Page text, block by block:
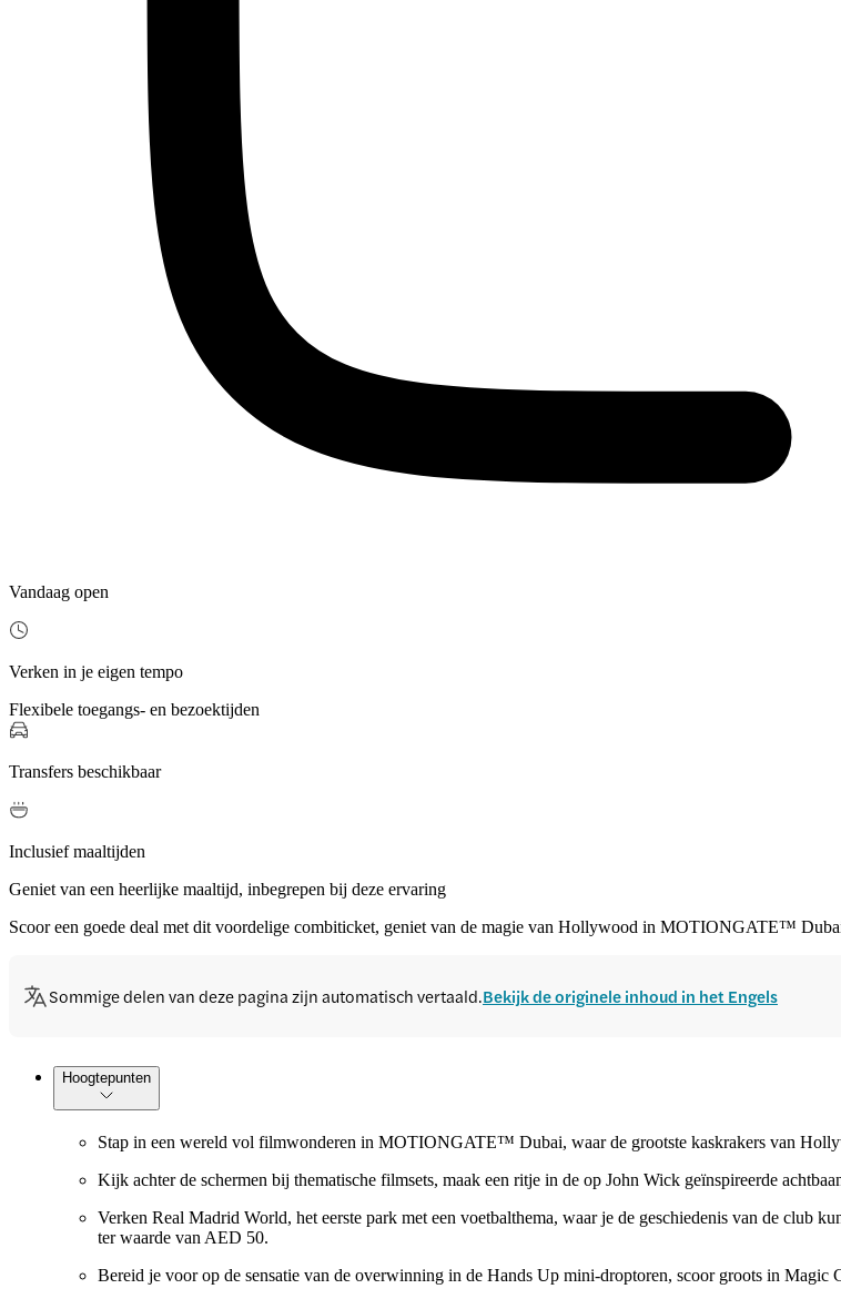
Vandaag open
Verken in je eigen tempo
Flexibele toegangs- en bezoektijden
Transfers beschikbaar
Inclusief maaltijden
Geniet van een heerlijke maaltijd, inbegrepen bij deze ervaring
Scoor een goede deal met dit voordelige combiticket, geniet van de magie van Hollywood in MOTIONGATE™
Sommige delen van deze pagina zijn automatisch vertaald.Bekijk de originele inhoud in het Engels
Hoogtepunten
Stap in een wereld vol filmwonderen in MOTIONGATE™ Dubai, waar de grootste kaskrakers van
Kijk achter de schermen bij thematische filmsets, maak een ritje in de op John Wick geïnspireerde
Verken Real Madrid World, het eerste park met een voetbalthema, waar je de geschiedenis van de club
ter waarde van AED 50.
Bereid je voor op de sensatie van de overwinning in de Hands Up mini-droptoren, scoor groots in Magic